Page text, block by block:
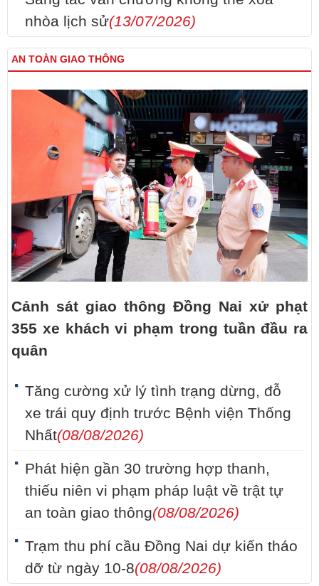
nhòa lịch sử(13/07/2026)
AN TOÀN GIAO THÔNG
Cảnh sát giao thông Đồng Nai xử phạt
355 xe khách vi phạm trong tuần đầu ra
quân
Tăng cường xử lý tình trạng dừng, đỗ
xe trái quy định trước Bệnh viện Thống
Nhất(08/08/2026)
Phát hiện gần 30 trường hợp thanh,
thiếu niên vi phạm pháp luật về trật tự
an toàn giao thông(08/08/2026)
Trạm thu phí cầu Đồng Nai dự kiến tháo
dỡ từ ngày 10-8(08/08/2026)